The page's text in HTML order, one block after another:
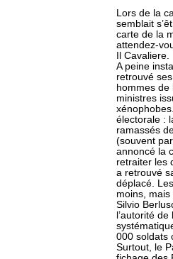
Lors de la
semblait
carte de la
attendez-
Il Cavaliere.
A peine
retrouvé
hommes
ministres
électorale :
ramassés
(souvent
annoncé la
retraiter les
a retrouvé
déplacé.
moins,
Silvio
l’autorité
000 soldats
Surtout, le